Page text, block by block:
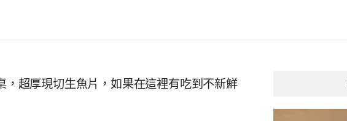
超厚現切生魚片，如果在這裡有吃到不新鮮